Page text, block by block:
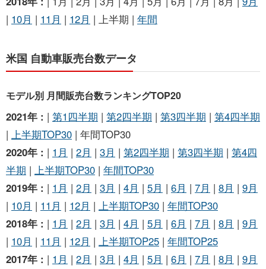
| 10月 | 11月 | 12月 | 上半期 | 年間
米国 自動車販売台数データ
モデル別 月間販売台数ランキングTOP20
2021年 : | 第1四半期 | 第2四半期 | 第3四半期 | 第4四半期
| 上半期TOP30 | 年間TOP30
2020年 : | 1月 | 2月 | 3月 | 第2四半期 | 第3四半期 | 第4四
半期 | 上半期TOP30 | 年間TOP30
2019年 : | 1月 | 2月 | 3月 | 4月 | 5月 | 6月 | 7月 | 8月 | 9月
| 10月 | 11月 | 12月 | 上半期TOP30 | 年間TOP30
2018年 : | 1月 | 2月 | 3月 | 4月 | 5月 | 6月 | 7月 | 8月 | 9月
| 10月 | 11月 | 12月 | 上半期TOP25 | 年間TOP25
2017年 : | 1月 | 2月 | 3月 | 4月 | 5月 | 6月 | 7月 | 8月 | 9月